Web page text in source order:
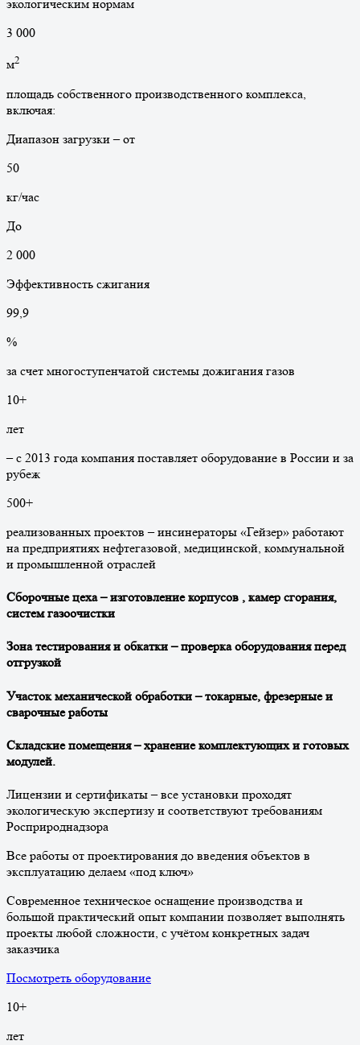
экологическим нормам
3 000
м2
площадь собственного производственного комплекса,
включая:
Диапазон загрузки – от
50
кг/час
До
2 000
Эффективность сжигания
99 ,9
%
за счет многоступенчатой системы дожигания газов
10+
лет
– с 2013 года компания поставляет оборудование в России и за
рубеж
500+
реализованных проектов – инсинераторы «Гейзер» работают
на предприятиях нефтегазовой, медицинской, коммунальной
и промышленной отраслей
Сборочные цеха – изготовление корпусов , камер сгорания,
систем газоочистки
Зона тестирования и обкатки – проверка оборудования перед
отгрузкой
Участок механической обработки – токарные, фрезерные и
сварочные работы
Складские помещения – хранение комплектующих и готовых
модулей.
Лицензии и сертификаты – все установки проходят
экологическую экспертизу и соответствуют требованиям
Росприроднадзора
Все работы от проектирования до введения объектов в
эксплуатацию делаем «под ключ»
Современное техническое оснащение производства и
большой практический опыт компании позволяет выполнять
проекты любой сложности, с учётом конкретных задач
заказчика
Посмотреть оборудование
10+
лет